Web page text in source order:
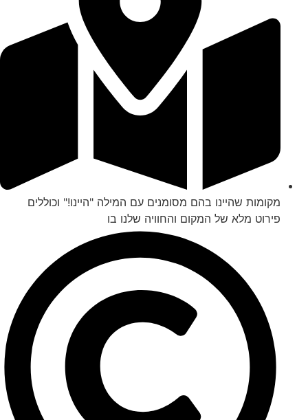
מקומות שהיינו בהם מסומנים עם המילה "היינו!" וכוללים
פירוט מלא של המקום והחוויה שלנו בו